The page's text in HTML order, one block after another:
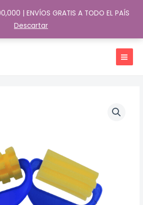
| ENVÍOS GRATIS A TODO EL PAÍS
Descartar